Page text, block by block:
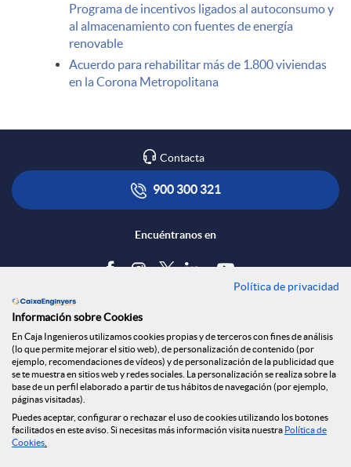
c
i
s
d
e
N
Programa de incentivos ligados al autoconsumo y
al almacenamiento con fuentes de energía
renovable
Acuerdo para rehabilitar más de 1.800 viviendas
en la Corona Metropolitana
Contacta
900 300 321
Encuéntranos en
Tablón de anuncios
Política de cookies
Aviso legal
Seguridad Online
Privacidad
Canal denuncias
Política de privacidad
Información sobre Cookies
En Caja Ingenieros utilizamos cookies propias y de terceros con fines de análisis
(lo que permite mejorar el sitio web), de personalización de contenido (por
ejemplo, recomendaciones de vídeos) y de personalización de la publicidad que
se te muestra en sitios web y redes sociales. La personalización se realiza sobre la
base de un perfil elaborado a partir de tus hábitos de navegación (por ejemplo,
páginas visitadas).
Puedes aceptar, configurar o rechazar el uso de cookies utilizando los botones
facilitados en este aviso. Si necesitas más información visita nuestra Política de
Cookies